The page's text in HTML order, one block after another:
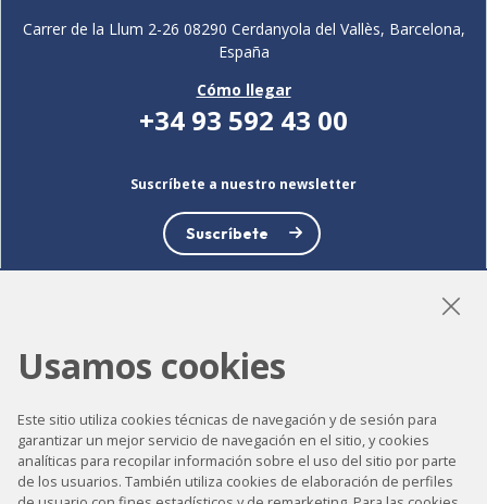
Carrer de la Llum 2-26 08290 Cerdanyola del Vallès, Barcelona,
España
Cómo llegar
+34 93 592 43 00
Suscríbete a nuestro newsletter
Suscríbete
LinkedInInstagram
Accesibilidad
Usamos cookies
Este sitio utiliza cookies técnicas de navegación y de sesión para
garantizar un mejor servicio de navegación en el sitio, y cookies
analíticas para recopilar información sobre el uso del sitio por parte
de los usuarios. También utiliza cookies de elaboración de perfiles